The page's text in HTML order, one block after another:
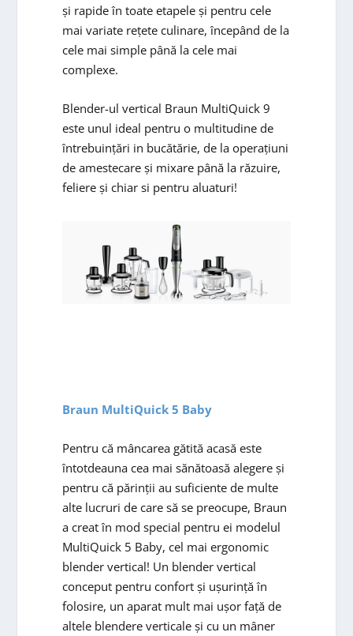
și rapide în toate etapele și pentru cele
mai variate rețete culinare, începând de la
cele mai simple până la cele mai
complexe.
Blender-ul vertical Braun MultiQuick 9
este unul ideal pentru o multitudine de
întrebuințări in bucătărie, de la operațiuni
de amestecare și mixare până la răzuire,
feliere și chiar si pentru aluaturi!
Braun MultiQuick 5 Baby
Pentru că mâncarea gătită acasă este
întotdeauna cea mai sănătoasă alegere și
pentru că părinții au suficiente de multe
alte lucruri de care să se preocupe, Braun
a creat în mod special pentru ei modelul
MultiQuick 5 Baby, cel mai ergonomic
blender vertical! Un blender vertical
conceput pentru confort și ușurință în
folosire, un aparat mult mai ușor față de
altele blendere verticale și cu un mâner